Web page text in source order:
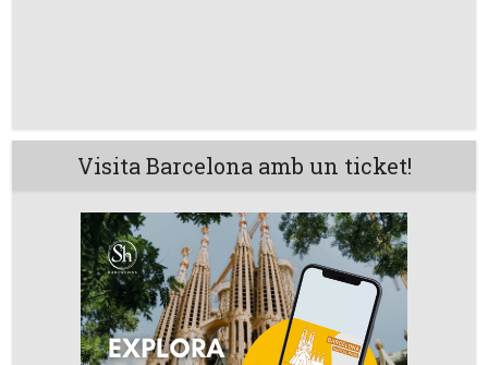
Visita Barcelona amb un ticket!